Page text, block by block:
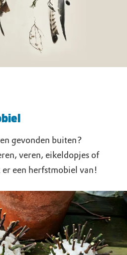
gevonden buiten?
veren, eikeldopjes of
een herfstmobiel van!